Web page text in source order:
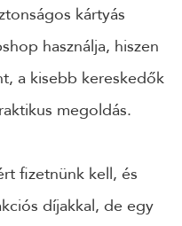
kártyás
használja, hiszen
a kisebb kereskedők
megoldás.
fizetnünk kell, és
díjakkal, de egy